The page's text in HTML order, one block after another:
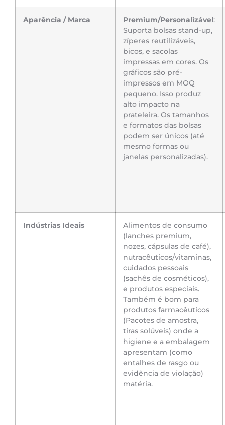
Aparência / Marca Premium/Personalizável:
Suporta bolsas stand-up,
zíperes reutilizáveis,
bicos, e sacolas
impressas em cores. Os
gráficos são pré-
impressos em MOQ
pequeno. Isso produz
alto impacto na
prateleira. Os tamanhos
e formatos das bolsas
podem ser únicos (até
mesmo formas ou
janelas personalizadas).
Indústrias Ideais
Alimentos de consumo
(lanches premium,
nozes, cápsulas de café),
nutracêuticos/vitaminas,
cuidados pessoais
(sachês de cosméticos),
e produtos especiais.
Também é bom para
produtos farmacêuticos
(Pacotes de amostra,
tiras solúveis) onde a
higiene e a embalagem
apresentam (como
entalhes de rasgo ou
evidência de violação)
matéria.